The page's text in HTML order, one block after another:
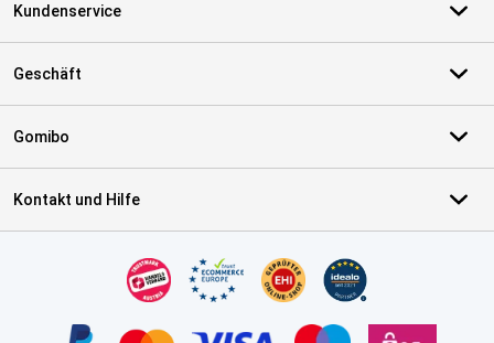
Kundenservice
Geschäft
Gomibo
Kontakt und Hilfe